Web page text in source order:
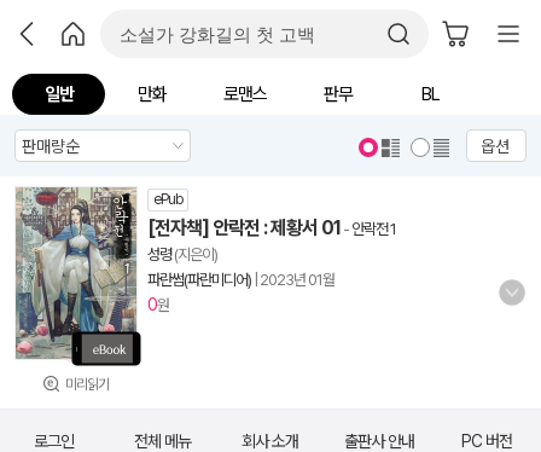
일반 만화 로맨스 판무 BL
옵션
미리읽기
ePub
[전자책] 안락전 : 제황서 01 - 안락전 1
성령(지은이)
파란썸(파란미디어) 2023년 01월
0원
로그인 전체 메뉴 회사 소개 출판사 안내 PC 버전